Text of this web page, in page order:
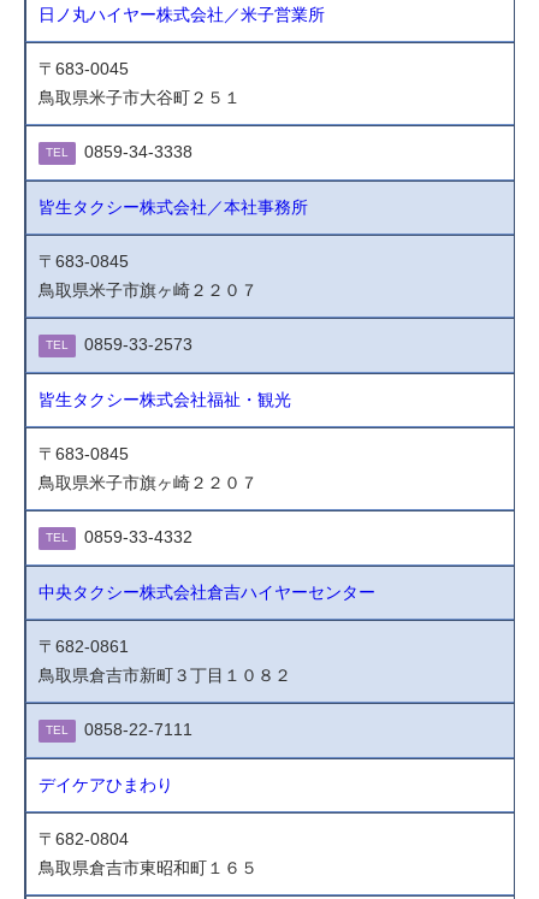
日ノ丸ハイヤー株式会社／米子営業所
〒683-0045
鳥取県米子市大谷町２５１
TEL 0859-34-3338
皆生タクシー株式会社／本社事務所
〒683-0845
鳥取県米子市旗ヶ崎２２０７
TEL 0859-33-2573
皆生タクシー株式会社福祉・観光
〒683-0845
鳥取県米子市旗ヶ崎２２０７
TEL 0859-33-4332
中央タクシー株式会社倉吉ハイヤーセンター
〒682-0861
鳥取県倉吉市新町３丁目１０８２
TEL 0858-22-7111
デイケアひまわり
〒682-0804
鳥取県倉吉市東昭和町１６５